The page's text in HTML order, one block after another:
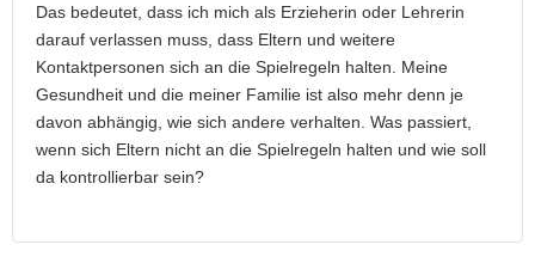
Das bedeutet, dass ich mich als Erzieherin oder Lehrerin
darauf verlassen muss, dass Eltern und weitere
Kontaktpersonen sich an die Spielregeln halten. Meine
Gesundheit und die meiner Familie ist also mehr denn je
davon abhängig, wie sich andere verhalten. Was passiert,
wenn sich Eltern nicht an die Spielregeln halten und wie soll
da kontrollierbar sein?